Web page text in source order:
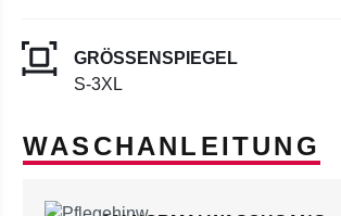
GRÖSSENSPIEGEL
S-3XL
WASCHANLEITUNG